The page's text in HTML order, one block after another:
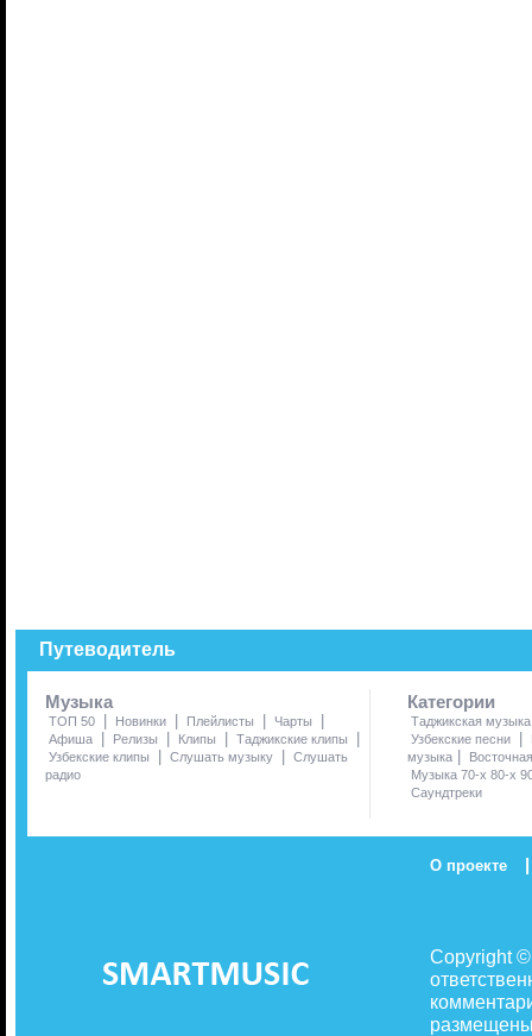
Путеводитель
Музыка
ТОП 50 | Новинки | Плейлисты | Чарты |
Афиша | Релизы | Клипы | Таджикские клипы |
Узбекские клипы | Слушать музыку | Слушать
радио
Категории
Таджикская музыка
Узбекские песни
|
музыка |
Музыка 70-х 80-х
Саундтреки
О проекте |
Copyright
размещены